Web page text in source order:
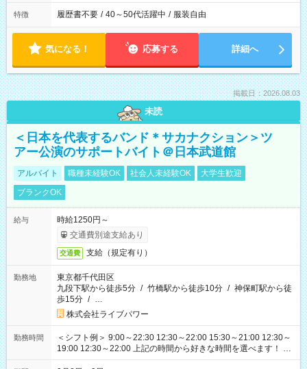
特徴 履歴書不要 / 40～50代活躍中 / 服装自由
気になる！ 応募する 詳細へ
掲載日：2026.08.03
未読
＜日本を代表するバンド＊サカナクション＞ツ
アー公演のサポートバイト＠日本武道館
アルバイト 職種未経験OK 社会人未経験OK
大学生歓迎
ブランクOK
給与
時給1250円～
交通費別途支給あり
交通費 支給（規定有り）
勤務地
東京都千代田区
九段下駅から徒歩5分 / 竹橋駅から徒歩10分 / 神保町駅から徒
歩15分 / …
株式会社ライブパワー
勤務時間
＜シフト例＞ 9:00～22:30 12:30～22:00 15:30～21:00 12:30～
19:00 12:30～22:00 上記の時間から好きな時間を選べます！ ※
時間は変更となる可能性があります